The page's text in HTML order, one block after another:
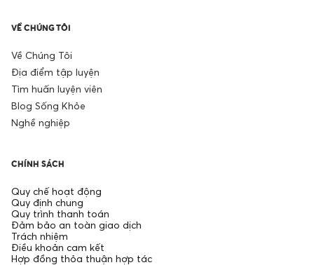
VỀ CHÚNG TÔI
Về Chúng Tôi
Địa điểm tập luyện
Tìm huấn luyện viên
Blog Sống Khỏe
Nghề nghiệp
CHÍNH SÁCH
Quy chế hoạt động
Quy định chung
Quy trình thanh toán
Đảm bảo an toàn giao dịch
Trách nhiệm
Điều khoản cam kết
Hợp đồng thỏa thuận hợp tác